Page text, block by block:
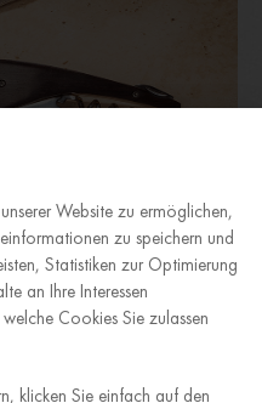
Website zu ermöglichen,
zu speichern und
Statistiken zur Optimierung
an Ihre Interessen
Cookies Sie zulassen
klicken Sie einfach auf den
Ihre
Le
ERFAHREN